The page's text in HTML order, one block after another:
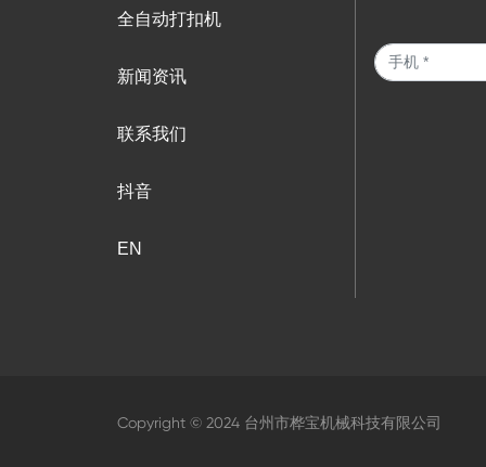
全自动打扣机
新闻资讯
联系我们
抖音
EN
Copyright © 2024 台州市桦宝机械科技有限公司